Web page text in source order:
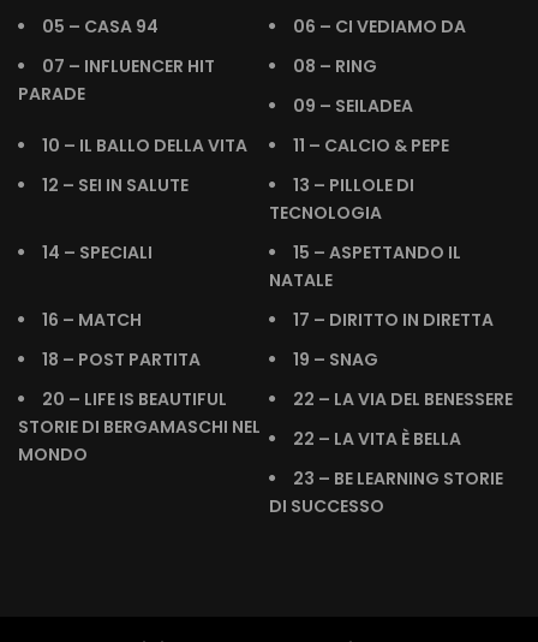
05 – CASA 94
06 – CI VEDIAMO DA
07 – INFLUENCER HIT
PARADE
08 – RING
09 – SEILADEA
10 – IL BALLO DELLA VITA
11 – CALCIO & PEPE
12 – SEI IN SALUTE
13 – PILLOLE DI
TECNOLOGIA
14 – SPECIALI
15 – ASPETTANDO IL
NATALE
16 – MATCH
17 – DIRITTO IN DIRETTA
18 – POST PARTITA
19 – SNAG
20 – LIFE IS BEAUTIFUL
STORIE DI BERGAMASCHI NEL
MONDO
22 – LA VIA DEL BENESSERE
22 – LA VITA È BELLA
23 – BE LEARNING STORIE
DI SUCCESSO